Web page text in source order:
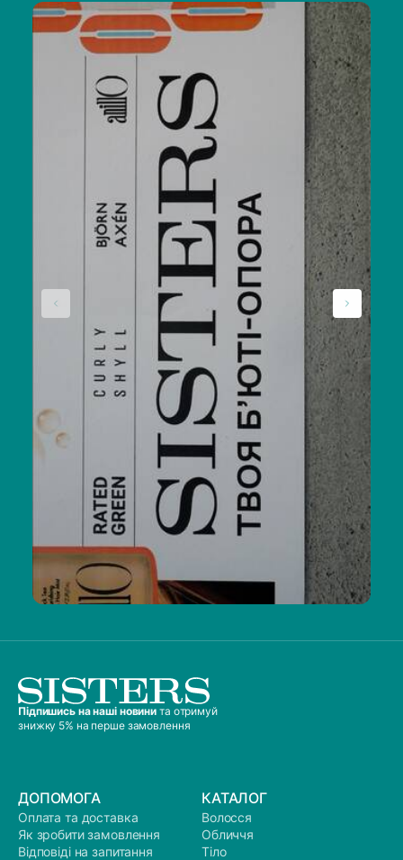
Підпишись на наші новини та отримуй
знижку 5% на перше замовлення
ДОПОМОГА
Оплата та доставка
Як зробити замовлення
Відповіді на запитання
КАТАЛОГ
Волосся
Обличчя
Тіло